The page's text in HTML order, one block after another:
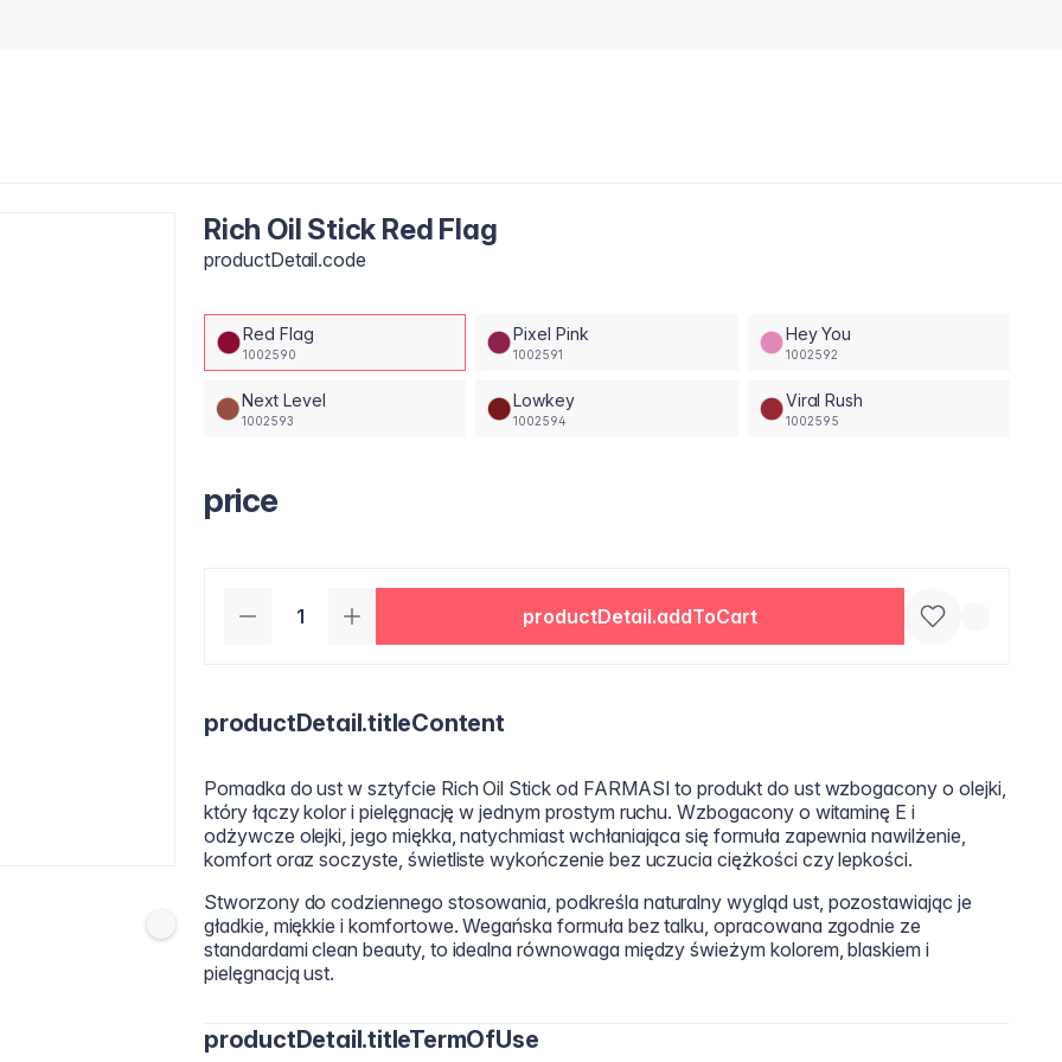
Rich Oil Stick Red Flag
productDetail.code
Red Flag
1002590
Pixel Pink
1002591
Hey You
1002592
Next Level
1002593
Lowkey
1002594
Viral Rush
1002595
price
productDetail.addToCart
productDetail.titleContent
Pomadka do ust w sztyfcie Rich Oil Stick od FARMASI to produkt do ust wzbogacony o olejki,
który łączy kolor i pielęgnację w jednym prostym ruchu. Wzbogacony o witaminę E i
odżywcze olejki, jego miękka, natychmiast wchłaniająca się formuła zapewnia nawilżenie,
komfort oraz soczyste, świetliste wykończenie bez uczucia ciężkości czy lepkości.
Stworzony do codziennego stosowania, podkreśla naturalny wygląd ust, pozostawiając je
gładkie, miękkie i komfortowe. Wegańska formuła bez talku, opracowana zgodnie ze
standardami clean beauty, to idealna równowaga między świeżym kolorem, blaskiem i
pielęgnacją ust.
productDetail.titleTermOfUse